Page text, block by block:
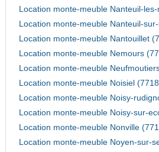
Location monte-meuble Nanteuil-
Location monte-meuble Nanteuil-
Location monte-meuble Nantouillet
Location monte-meuble Nemours
Location monte-meuble
Location monte-meuble Noisiel
Location monte-meuble Noisy-
Location monte-meuble Noisy-sur-
Location monte-meuble Nonville
Location monte-meuble Noyen-sur-